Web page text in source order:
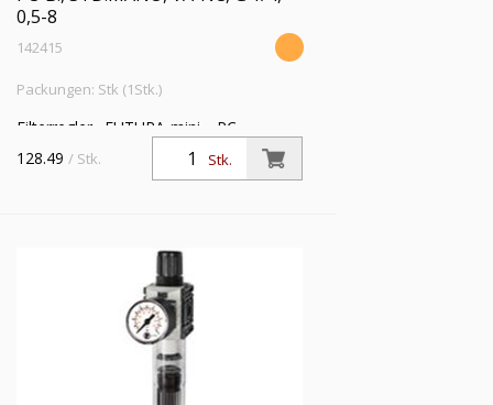
0,5-8
142415
Packungen: Stk (1Stk.)
Filterregler »FUTURA-mini«, PC-
Behälter, Standardmano, 5 µm, BG 0, G
1/4, PE 1,5 - 12 bar, Regelbereich 0,5-8
Stk.
128.49 / Stk.